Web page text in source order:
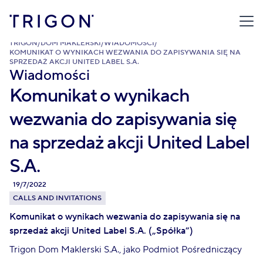
TRIGON/DOM MAKLERSKI/WIADOMOŚCI/
KOMUNIKAT O WYNIKACH WEZWANIA DO ZAPISYWANIA SIĘ NA
SPRZEDAŻ AKCJI UNITED LABEL S.A.
Wiadomości
Komunikat o wynikach
wezwania do zapisywania się
na sprzedaż akcji United Label
S.A.
19/7/2022
CALLS AND INVITATIONS
Komunikat o wynikach wezwania do zapisywania się na
sprzedaż akcji United Label S.A. („Spółka”)
Trigon Dom Maklerski S.A., jako Podmiot Pośredniczący